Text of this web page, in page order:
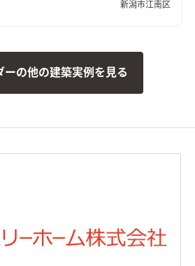
ンニング ・色数を限定した統一感ある
新潟市江南区
ーの他の建築実例を見る